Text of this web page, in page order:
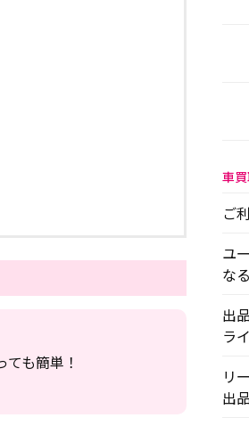
も簡単！
車
ご
ユ
な
出
ラ
リ
出